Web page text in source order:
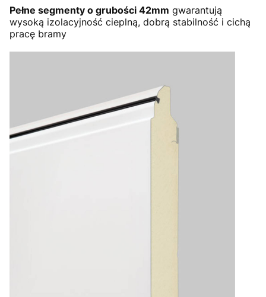
Pełne segmenty o grubości 42mm gwarantują
wysoką izolacyjność cieplną, dobrą stabilność i cichą
pracę bramy